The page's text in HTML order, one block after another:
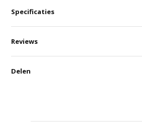
Specificaties
Reviews
Delen